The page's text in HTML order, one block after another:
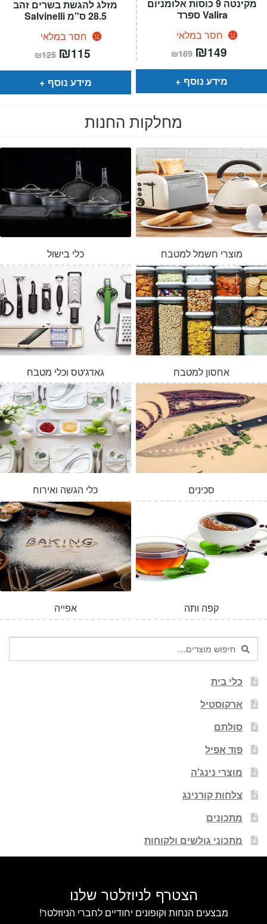
המלאי אזל
מזלג להגשת בשרים זהב
28.5 ס"מ Salvinelli
חסר במלאי
₪125 המחיר
המקורי
היה:
₪125.
₪115
הוא:
מידע נוסף
מקינטה 9 כוסות אלומניום
Valira ספרד
חסר במלאי
₪189 המחיר
המקורי
היה:
₪189.
₪149
הוא:
מידע נוסף
מחלקות החנות
כלי בישול מוצרי חשמל למטבח
גאדג'טס וכלי מטבח אחסון למטבח
כלי הגשה ואירוח סכינים
אפייה קפה ותה
חיפוש
עבור:
חיפוש
כלי בית
ארקוסטיל
סולתם
פוד אפיל
מוצרי נינג'ה
צלחות קורנינג
מתכונים
מתכוני גולשים ולקוחות
הצטרף לניוזלטר שלנו
מבצעים הנחות וקופונים יחודיים לחברי הניוזלטר!